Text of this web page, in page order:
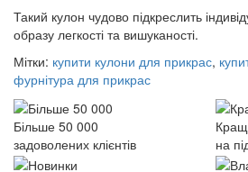
Такий кулон чудово підкреслить
образу легкості та вишуканості.
Мітки: купити кулони для прикрас,
фурнітура для прикрас
Більше 50 000
задоволених клієнтів
на